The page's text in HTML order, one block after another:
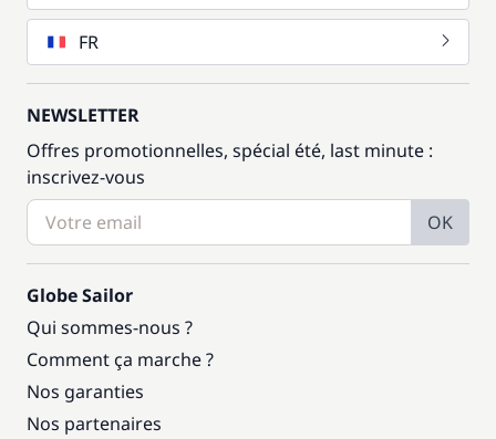
FR
NEWSLETTER
Offres promotionnelles, spécial été, last minute :
inscrivez-vous
OK
Globe Sailor
Qui sommes-nous ?
Comment ça marche ?
Nos garanties
Nos partenaires